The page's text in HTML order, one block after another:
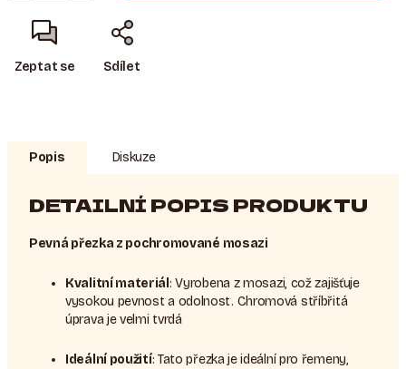
Zeptat se Sdílet
Popis Diskuze
DETAILNÍ POPIS PRODUKTU
Pevná přezka z pochromované mosazi
Kvalitní materiál : Vyrobena z mosazi, což zajišťuje
vysokou pevnost a odolnost. Chromová stříbřitá
úprava je velmi tvrdá
Ideální použití: Tato přezka je ideální pro řemeny,